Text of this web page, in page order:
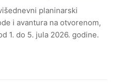
planinarski
i avantura na otvorenom,
1. do 5. jula 2026. godine.